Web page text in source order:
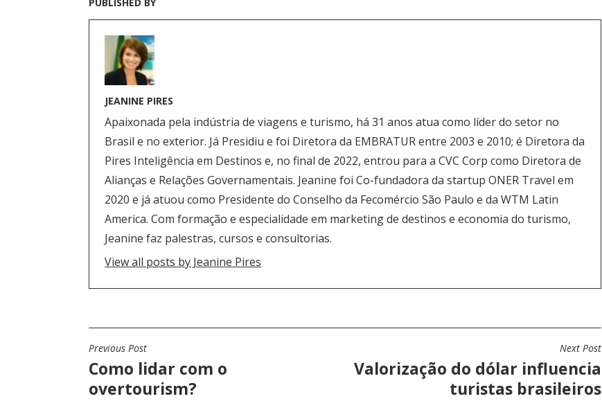
JEANINE PIRES
Apaixonada pela indústria de viagens e turismo, há 31 anos atua como líder do setor no
Brasil e no exterior. Já Presidiu e foi Diretora da EMBRATUR entre 2003 e 2010; é Diretora da
Pires Inteligência em Destinos e, no final de 2022, entrou para a CVC Corp como Diretora de
Alianças e Relações Governamentais. Jeanine foi Co-fundadora da startup ONER Travel em
2020 e já atuou como Presidente do Conselho da Fecomércio São Paulo e da WTM Latin
America. Com formação e especialidade em marketing de destinos e economia do turismo,
Jeanine faz palestras, cursos e consultorias.
View all posts by Jeanine Pires
N
A
Previous Post
Como lidar com o
overtourism?
Next Post
Valorização do dólar influencia
turistas brasileiros